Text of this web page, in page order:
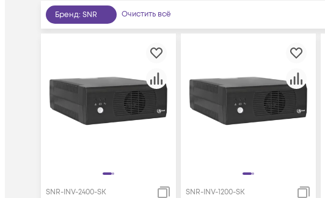
Бренд: SNR Очистить всё
SNR-INV-2400-SK SNR-INV-1200-SK